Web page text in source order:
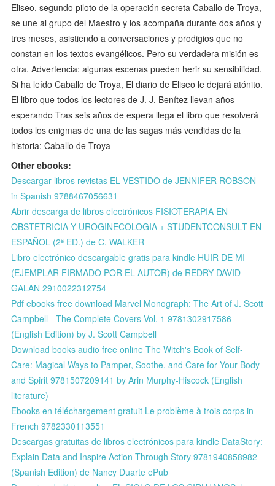
Eliseo, segundo piloto de la operación secreta Caballo de Troya,
se une al grupo del Maestro y los acompaña durante dos años y
tres meses, asistiendo a conversaciones y prodigios que no
constan en los textos evangélicos. Pero su verdadera misión es
otra. Advertencia: algunas escenas pueden herir su sensibilidad.
Si ha leído Caballo de Troya, El diario de Eliseo le dejará atónito.
El libro que todos los lectores de J. J. Benítez llevan años
esperando Tras seis años de espera llega el libro que resolverá
todos los enigmas de una de las sagas más vendidas de la
historia: Caballo de Troya
Other ebooks:
Descargar libros revistas EL VESTIDO de JENNIFER ROBSON
in Spanish 9788467056631
Abrir descarga de libros electrónicos FISIOTERAPIA EN
OBSTETRICIA Y UROGINECOLOGIA + STUDENTCONSULT EN
ESPAÑOL (2ª ED.) de C. WALKER
Libro electrónico descargable gratis para kindle HUIR DE MI
(EJEMPLAR FIRMADO POR EL AUTOR) de REDRY DAVID
GALAN 2910022312754
Pdf ebooks free download Marvel Monograph: The Art of J. Scott
Campbell - The Complete Covers Vol. 1 9781302917586
(English Edition) by J. Scott Campbell
Download books audio free online The Witch's Book of Self-
Care: Magical Ways to Pamper, Soothe, and Care for Your Body
and Spirit 9781507209141 by Arin Murphy-Hiscock (English
literature)
Ebooks en téléchargement gratuit Le problème à trois corps in
French 9782330113551
Descargas gratuitas de libros electrónicos para kindle DataStory:
Explain Data and Inspire Action Through Story 9781940858982
(Spanish Edition) de Nancy Duarte ePub